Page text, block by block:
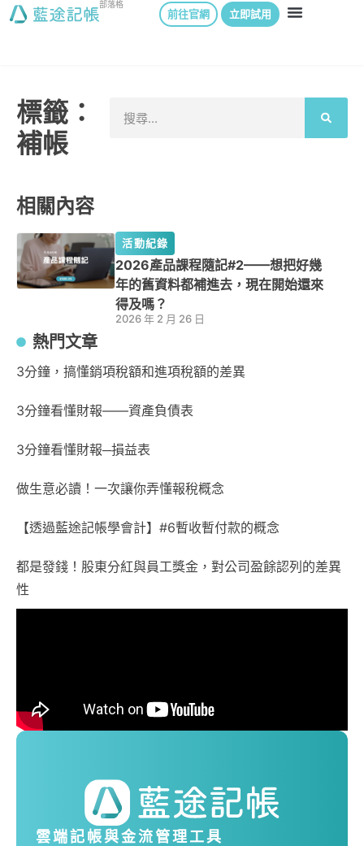
部落格
前往官網 立即試用
標籤：
補帳
相關內容
活動紀錄
2026產品課程隨記#2——想把好幾
年的舊資料都補進去，現在開始還來
得及嗎？
2026 年 2 月 26 日
熱門文章
3分鐘，搞懂銷項稅額和進項稅額的差異
3分鐘看懂財報——資產負債表
3分鐘看懂財報─損益表
做生意必讀！一次讓你弄懂報稅概念
【透過藍途記帳學會計】#6暫收暫付款的概念
都是發錢！股東分紅與員工獎金，對公司盈餘認列的差異
性
雲端記帳與金流管理工具